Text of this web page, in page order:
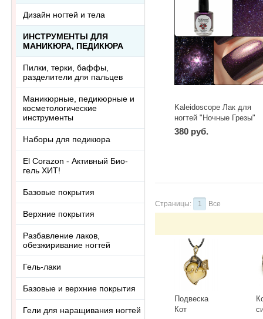
Kaleidoscope Лак для
ногтей "Ночные Грезы"
№nd-01 Овен 15 мл
380 руб.
Страницы: 1 Все
Подвеска
Кот
Дизайн ногтей и тела
ИНСТРУМЕНТЫ ДЛЯ
МАНИКЮРА, ПЕДИКЮРА
Пилки, терки, баффы,
разделители для пальцев
Маникюрные, педикюрные и
косметологические
инструменты
Наборы для педикюра
El Corazon - Активный Био-
гель ХИТ!
Базовые покрытия
Верхние покрытия
Разбавление лаков,
обезжиривание ногтей
Гель-лаки
Базовые и верхние покрытия
Гели для наращивания ногтей